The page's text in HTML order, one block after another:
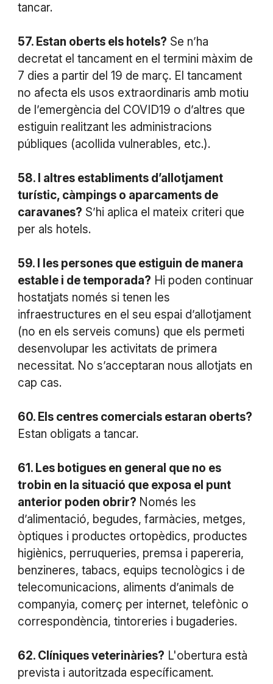
tancar.
57. Estan oberts els hotels? Se n’ha
decretat el tancament en el termini màxim de
7 dies a partir del 19 de març. El tancament
no afecta els usos extraordinaris amb motiu
de l’emergència del COVID19 o d’altres que
estiguin realitzant les administracions
públiques (acollida vulnerables, etc.).
58. I altres establiments d’allotjament
turístic, càmpings o aparcaments de
caravanes? S’hi aplica el mateix criteri que
per als hotels.
59. I les persones que estiguin de manera
estable i de temporada? Hi poden continuar
hostatjats només si tenen les
infraestructures en el seu espai d’allotjament
(no en els serveis comuns) que els permeti
desenvolupar les activitats de primera
necessitat. No s’acceptaran nous allotjats en
cap cas.
60. Els centres comercials estaran oberts?
Estan obligats a tancar.
61. Les botigues en general que no es
trobin en la situació que exposa el punt
anterior poden obrir? Només les
d’alimentació, begudes, farmàcies, metges,
òptiques i productes ortopèdics, productes
higiènics, perruqueries, premsa i papereria,
benzineres, tabacs, equips tecnològics i de
telecomunicacions, aliments d’animals de
companyia, comerç per internet, telefònic o
correspondència, tintoreries i bugaderies.
62. Clíniques veterinàries? L'obertura està
prevista i autoritzada específicament.